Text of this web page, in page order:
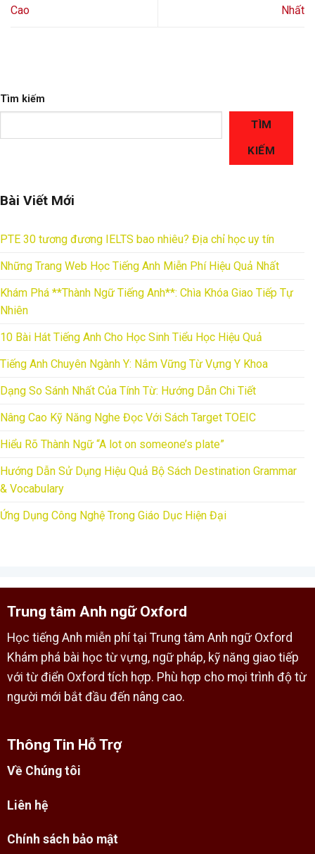
Cao
Nhất
Tìm kiếm
TÌM
KIẾM
Bài Viết Mới
PTE 30 tương đương IELTS bao nhiêu? Địa chỉ học uy tín
Những Trang Web Học Tiếng Anh Miễn Phí Hiệu Quả Nhất
Khám Phá **Thành Ngữ Tiếng Anh**: Chìa Khóa Giao Tiếp Tự
Nhiên
10 Bài Hát Tiếng Anh Cho Học Sinh Tiểu Học Hiệu Quả
Tiếng Anh Chuyên Ngành Y: Nắm Vững Từ Vựng Y Khoa
Dạng So Sánh Nhất Của Tính Từ: Hướng Dẫn Chi Tiết
Nâng Cao Kỹ Năng Nghe Đọc Với Sách Target TOEIC
Hiểu Rõ Thành Ngữ “A lot on someone’s plate”
Hướng Dẫn Sử Dụng Hiệu Quả Bộ Sách Destination Grammar
& Vocabulary
Ứng Dụng Công Nghệ Trong Giáo Dục Hiện Đại
Trung tâm Anh ngữ Oxford
Học tiếng Anh miễn phí tại Trung tâm Anh ngữ Oxford
Khám phá bài học từ vựng, ngữ pháp, kỹ năng giao tiếp
với từ điển Oxford tích hợp. Phù hợp cho mọi trình độ từ
người mới bắt đầu đến nâng cao.
Thông Tin Hỗ Trợ
Về Chúng tôi
Liên hệ
Chính sách bảo mật